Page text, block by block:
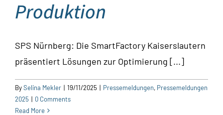
Produktion
SPS Nürnberg: Die SmartFactory Kaiserslautern
präsentiert Lösungen zur Optimierung [...]
BySelina Mekler | 19/11/2025 | Pressemeldungen, Pressemeldungen
2025 | 0 Comments
Read More